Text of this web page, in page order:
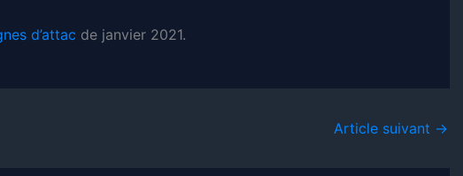
d’attac de janvier 2021.
Article suivant →